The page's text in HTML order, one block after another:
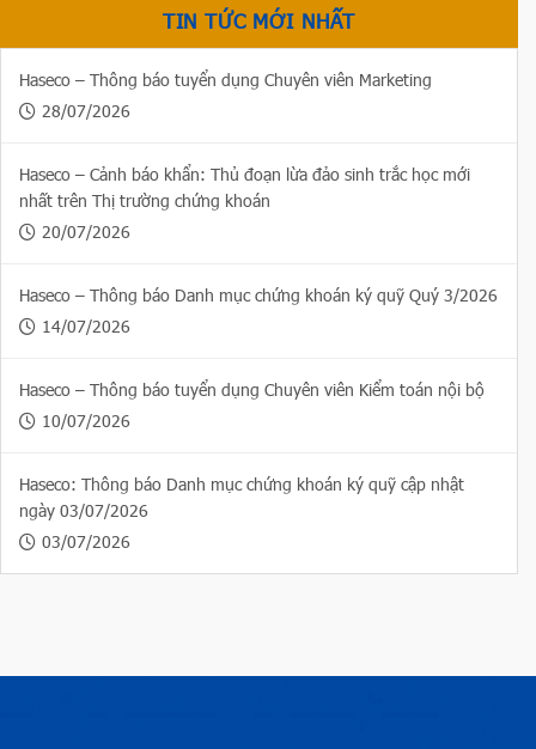
TIN TỨC MỚI NHẤT
Haseco – Thông báo tuyển dụng Chuyên viên Marketing
28/07/2026
Haseco – Cảnh báo khẩn: Thủ đoạn lừa đảo sinh trắc học mới
nhất trên Thị trường chứng khoán
20/07/2026
Haseco – Thông báo Danh mục chứng khoán ký quỹ Quý 3/2026
14/07/2026
Haseco – Thông báo tuyển dụng Chuyên viên Kiểm toán nội bộ
10/07/2026
Haseco: Thông báo Danh mục chứng khoán ký quỹ cập nhật
ngày 03/07/2026
03/07/2026